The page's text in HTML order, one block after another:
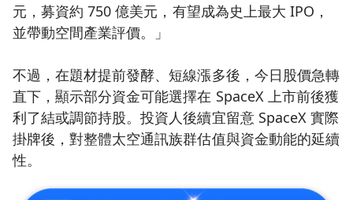
元，募資約 750 億美元，有望成為史上最大 IPO，
並帶動空間產業評價。」
不過，在題材提前發酵、短線漲多後，今日股價急轉
直下，顯示部分資金可能選擇在 SpaceX 上市前後獲
利了結或調節持股。投資人後續宜留意 SpaceX 實際
掛牌後，對整體太空通訊族群估值與資金動能的延續
性。